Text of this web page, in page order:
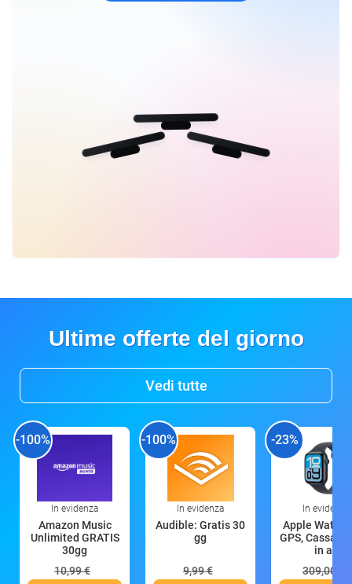
Ultime offerte del giorno
Vedi tutte
-100%
In evidenza
Amazon Music
Unlimited GRATIS
30gg
10,99 €
-100%
In evidenza
Audible: Gratis 30
gg
9,99 €
-23%
In evidenza
Apple Watch
GPS, Cassa
in all
309,00 €